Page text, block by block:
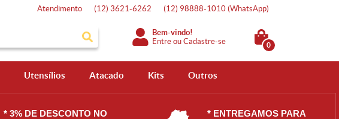
Atendimento (12) 3621-6262 (12) 98888-1010 (WhatsApp)
Bem-vindo!
Entre ouCadastre-se 0
Utensílios Atacado Kits Outros
* 3% DE DESCONTO NO
* ENTREGAMOS PARA